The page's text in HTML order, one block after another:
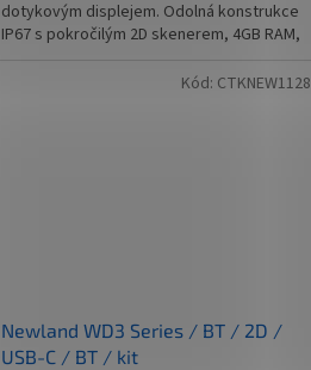
dotykovým displejem. Odolná konstrukce
IP67 s pokročilým 2D skenerem, 4GB RAM,
Newland WD3 Series / BT / 2D /
USB-C / BT / kit
Kód: CTKNEW1128